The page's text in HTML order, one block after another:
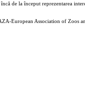
la început reprezentarea
European Association of Zoos